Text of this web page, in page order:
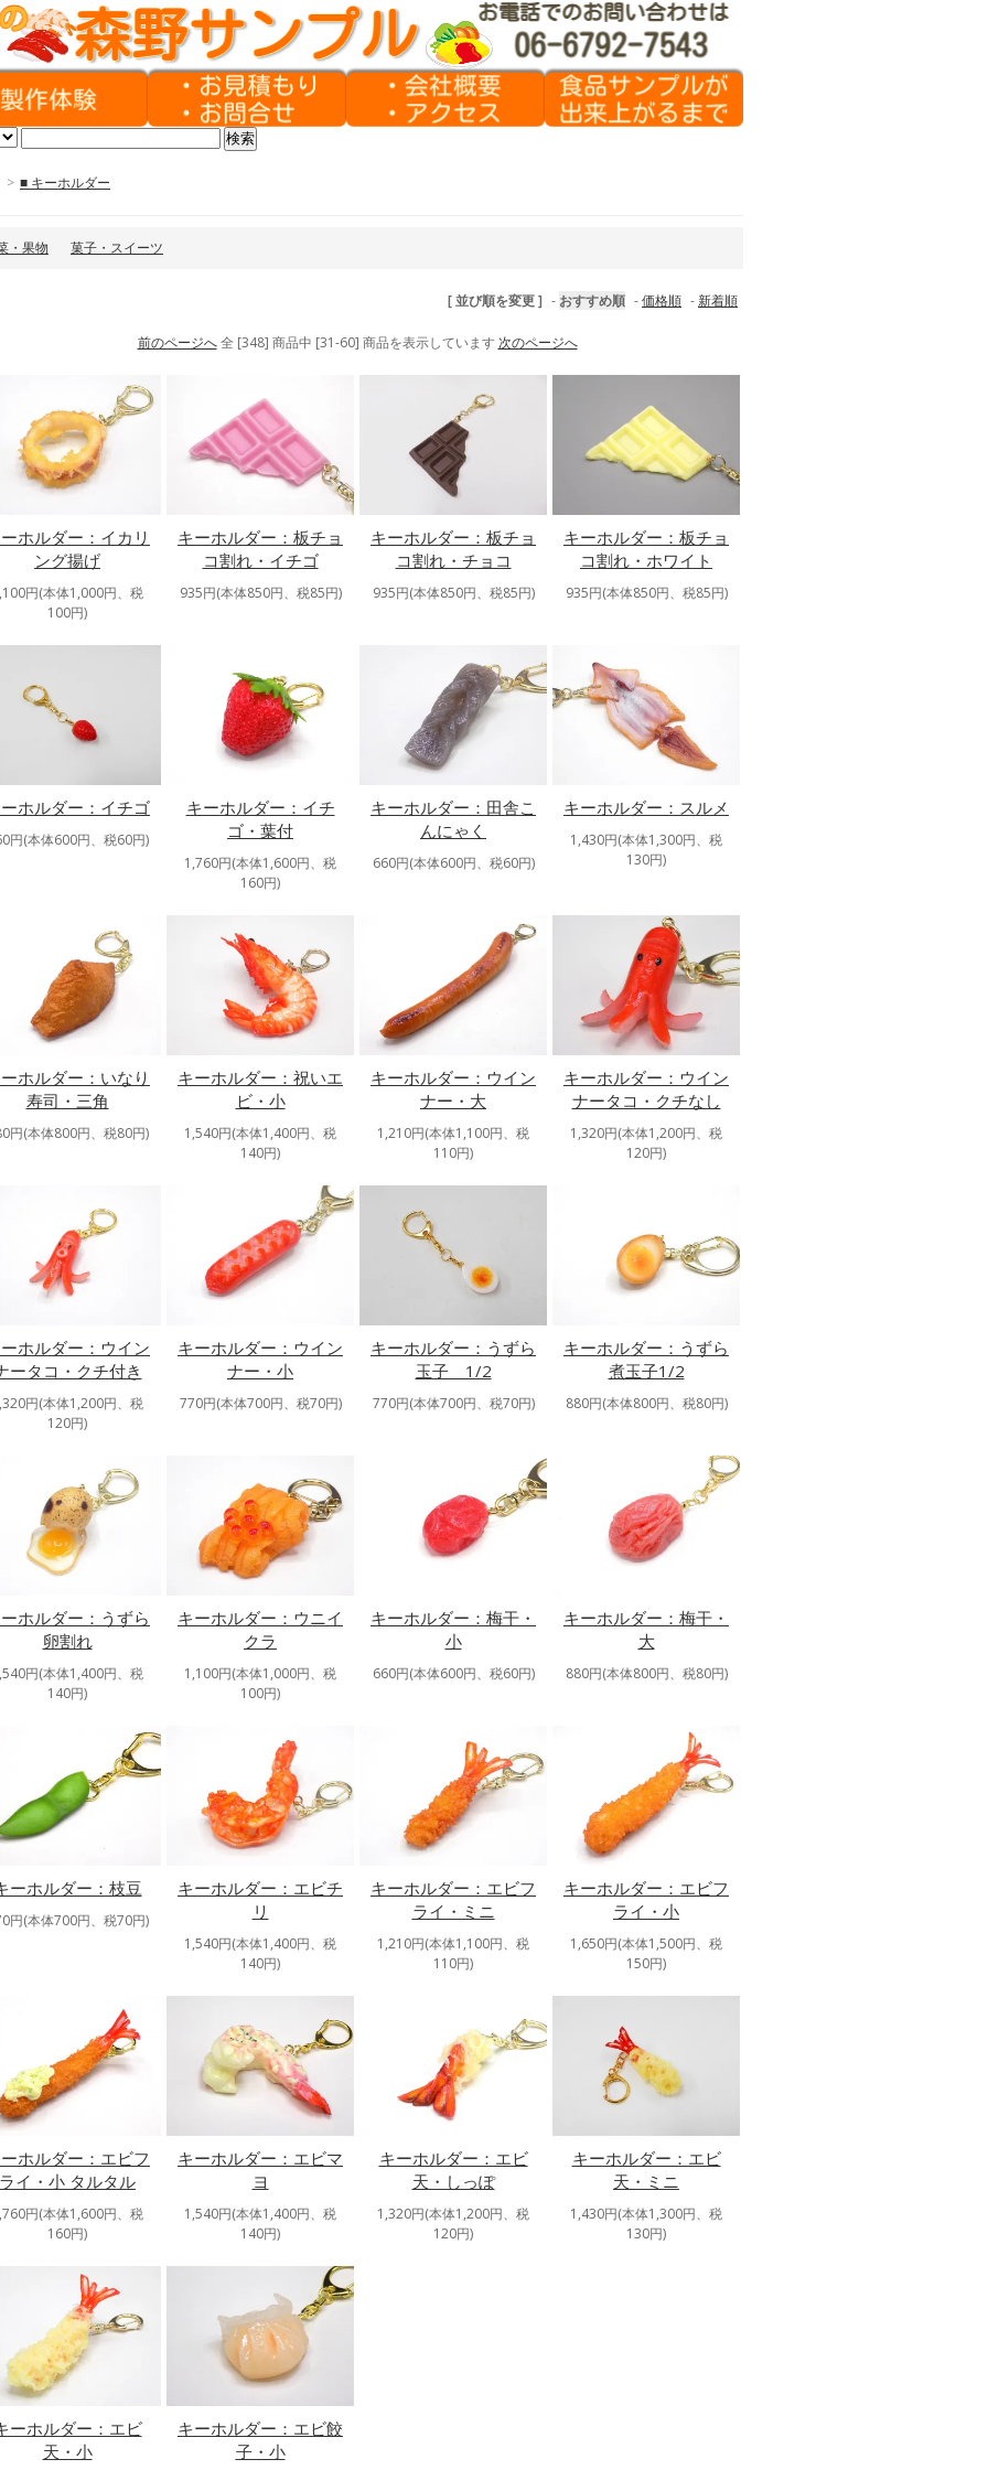
> ■ キーホルダー
・果物 菓子・スイーツ
[ 並び順を変更 ] - おすすめ順 -価格順 -新着順
前のページへ全 [348] 商品中 [31-60] 商品を表示しています 次のページへ
ホルダー：イカリ
ング揚げ
円(本体1,000円、税
100円)
キーホルダー：板チョ
コ割れ・イチゴ
935円(本体850円、税85円)
キーホルダー：板チョ
コ割れ・チョコ
935円(本体850円、税85円)
キーホルダー：板チョ
コ割れ・ホワイト
935円(本体850円、税85円)
ホルダー：イチゴ
円(本体600円、税60円)
キーホルダー：イチ
ゴ・葉付
1,760円(本体1,600円、税
160円)
キーホルダー：田舎こ
んにゃく
660円(本体600円、税60円)
キーホルダー：スルメ
1,430円(本体1,300円、税
130円)
ホルダー：いなり
寿司・三角
円(本体800円、税80円)
キーホルダー：祝いエ
ビ・小
1,540円(本体1,400円、税
140円)
キーホルダー：ウイン
ナー・大
1,210円(本体1,100円、税
110円)
キーホルダー：ウイン
ナータコ・クチなし
1,320円(本体1,200円、税
120円)
ホルダー：ウイン
ータコ・クチ付き
円(本体1,200円、税
120円)
キーホルダー：ウイン
ナー・小
770円(本体700円、税70円)
キーホルダー：うずら
玉子 1/2
770円(本体700円、税70円)
キーホルダー：うずら
煮玉子1/2
880円(本体800円、税80円)
ホルダー：うずら
卵割れ
円(本体1,400円、税
140円)
キーホルダー：ウニイ
クラ
1,100円(本体1,000円、税
100円)
キーホルダー：梅干・
小
660円(本体600円、税60円)
キーホルダー：梅干・
大
880円(本体800円、税80円)
ーホルダー：枝豆
円(本体700円、税70円)
キーホルダー：エビチ
リ
1,540円(本体1,400円、税
140円)
キーホルダー：エビフ
ライ・ミニ
1,210円(本体1,100円、税
110円)
キーホルダー：エビフ
ライ・小
1,650円(本体1,500円、税
150円)
ホルダー：エビフ
ライ・小 タルタル
円(本体1,600円、税
160円)
キーホルダー：エビマ
ヨ
1,540円(本体1,400円、税
140円)
キーホルダー：エビ
天・しっぽ
1,320円(本体1,200円、税
120円)
キーホルダー：エビ
天・ミニ
1,430円(本体1,300円、税
130円)
ーホルダー：エビ
天・小
キーホルダー：エビ餃
子・小